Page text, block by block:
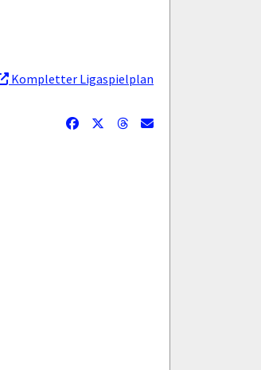
Kompletter Ligaspielplan